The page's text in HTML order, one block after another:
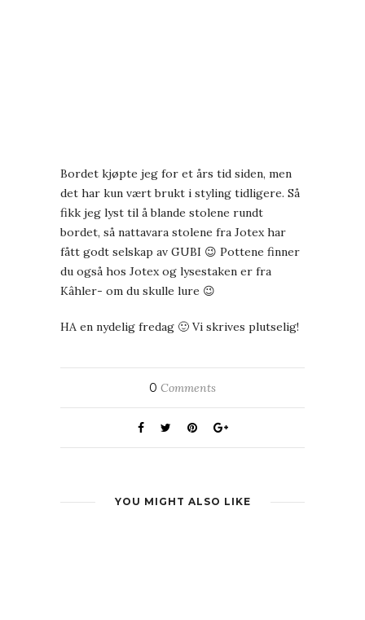
Bordet kjøpte jeg for et års tid siden, men
det har kun vært brukt i styling tidligere. Så
fikk jeg lyst til å blande stolene rundt
bordet, så nattavara stolene fra Jotex har
fått godt selskap av GUBI 😉 Pottene finner
du også hos Jotex og lysestaken er fra
Kâhler- om du skulle lure 😉
HA en nydelig fredag 🙂 Vi skrives plutselig!
0 Comments
YOU MIGHT ALSO LIKE